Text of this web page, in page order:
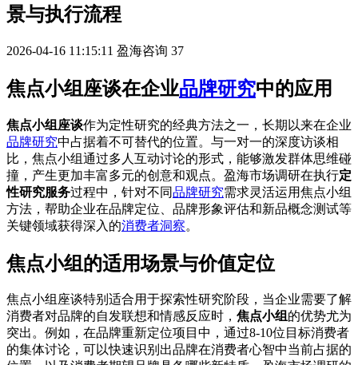
景与执行流程
2026-04-16 11:15:11 盈海咨询 37
焦点小组座谈在企业品牌研究中的应用
焦点小组座谈作为定性研究的经典方法之一，长期以来在企业
品牌研究中占据着不可替代的位置。与一对一的深度访谈相
比，焦点小组通过多人互动讨论的形式，能够激发群体思维碰
撞，产生更加丰富多元的创意和观点。盈海市场调研在执行定
性研究服务过程中，针对不同品牌研究需求灵活运用焦点小组
方法，帮助企业在品牌定位、品牌形象评估和新品概念测试等
关键领域获得深入的消费者洞察。
焦点小组的适用场景与价值定位
焦点小组座谈特别适合用于探索性研究阶段，当企业需要了解
消费者对品牌的自发联想和情感反应时， 焦点小组的优势尤为
突出。例如，在品牌重新定位项目中，通过8-10位目标消费者
的集体讨论，可以快速识别出品牌在消费者心智中当前占据的